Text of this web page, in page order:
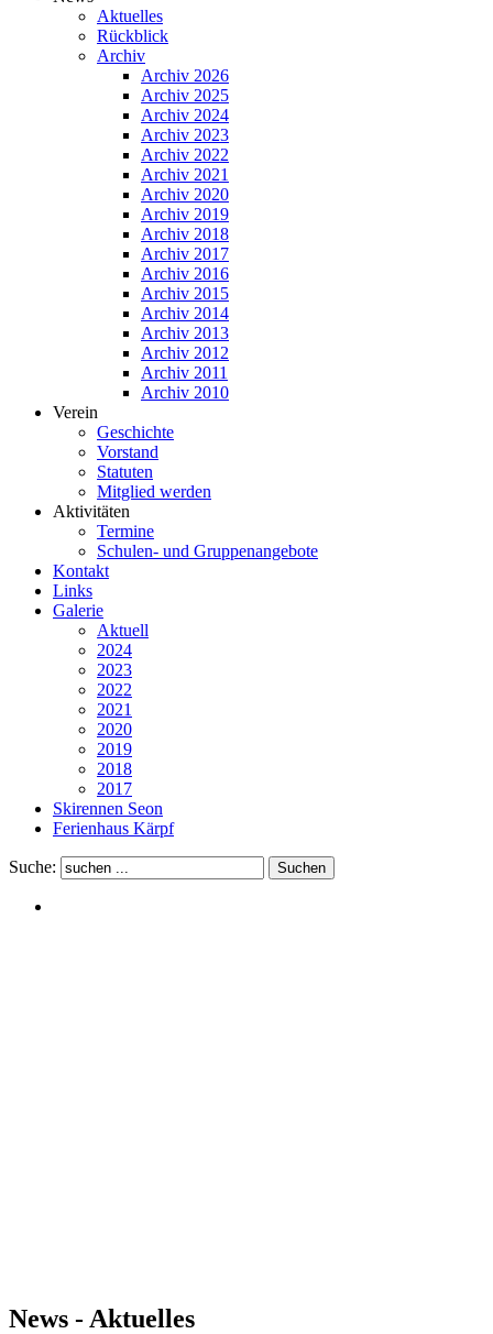
Aktuelles
Rückblick
Archiv
Archiv 2026
Archiv 2025
Archiv 2024
Archiv 2023
Archiv 2022
Archiv 2021
Archiv 2020
Archiv 2019
Archiv 2018
Archiv 2017
Archiv 2016
Archiv 2015
Archiv 2014
Archiv 2013
Archiv 2012
Archiv 2011
Archiv 2010
Verein
Geschichte
Vorstand
Statuten
Mitglied werden
Aktivitäten
Termine
Schulen- und Gruppenangebote
Kontakt
Links
Galerie
Aktuell
2024
2023
2022
2021
2020
2019
2018
2017
Skirennen Seon
Ferienhaus Kärpf
Suche:
News - Aktuelles